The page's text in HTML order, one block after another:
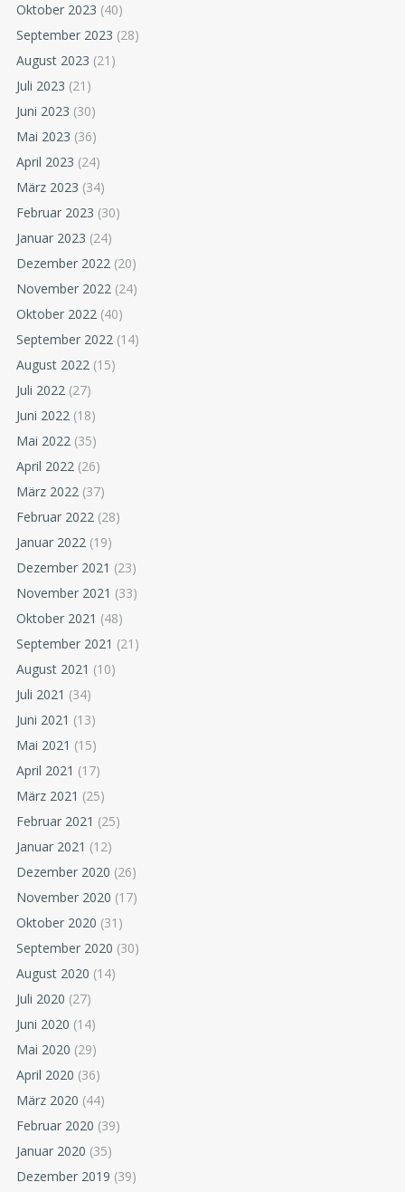
Oktober 2023 (40)
September 2023 (28)
August 2023 (21)
Juli 2023 (21)
Juni 2023 (30)
Mai 2023 (36)
April 2023 (24)
März 2023 (34)
Februar 2023 (30)
Januar 2023 (24)
Dezember 2022 (20)
November 2022 (24)
Oktober 2022 (40)
September 2022 (14)
August 2022 (15)
Juli 2022 (27)
Juni 2022 (18)
Mai 2022 (35)
April 2022 (26)
März 2022 (37)
Februar 2022 (28)
Januar 2022 (19)
Dezember 2021 (23)
November 2021 (33)
Oktober 2021 (48)
September 2021 (21)
August 2021 (10)
Juli 2021 (34)
Juni 2021 (13)
Mai 2021 (15)
April 2021 (17)
März 2021 (25)
Februar 2021 (25)
Januar 2021 (12)
Dezember 2020 (26)
November 2020 (17)
Oktober 2020 (31)
September 2020 (30)
August 2020 (14)
Juli 2020 (27)
Juni 2020 (14)
Mai 2020 (29)
April 2020 (36)
März 2020 (44)
Februar 2020 (39)
Januar 2020 (35)
Dezember 2019 (39)